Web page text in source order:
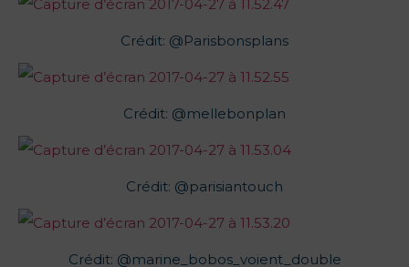
Crédit: @Parisbonsplans
Crédit: @mellebonplan
Crédit: @parisiantouch
Crédit: @marine_bobos_voient_double